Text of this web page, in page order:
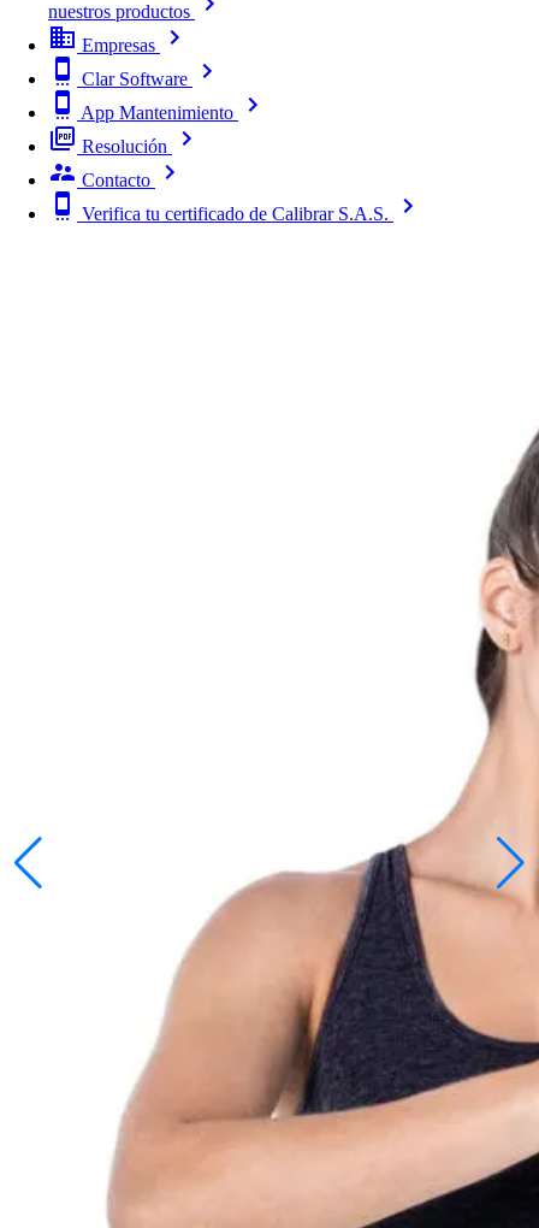
nuestros productos
Empresas
Clar Software
App Mantenimiento
Resolución
Contacto
Verifica tu certificado de Calibrar S.A.S.